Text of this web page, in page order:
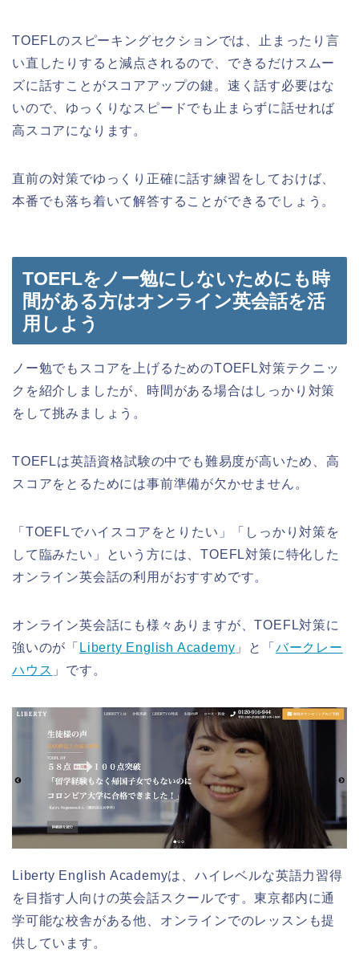
TOEFLのスピーキングセクションでは、止まったり言
い直したりすると減点されるので、できるだけスムー
ズに話すことがスコアアップの鍵。速く話す必要はな
いので、ゆっくりなスピードでも止まらずに話せれば
高スコアになります。
直前の対策でゆっくり正確に話す練習をしておけば、
本番でも落ち着いて解答することができるでしょう。
TOEFLをノー勉にしないためにも時
間がある方はオンライン英会話を活
用しよう
ノー勉でもスコアを上げるためのTOEFL対策テクニッ
クを紹介しましたが、時間がある場合はしっかり対策
をして挑みましょう。
TOEFLは英語資格試験の中でも難易度が高いため、高
スコアをとるためには事前準備が欠かせません。
「TOEFLでハイスコアをとりたい」「しっかり対策を
して臨みたい」という方には、TOEFL対策に特化した
オンライン英会話の利用がおすすめです。
オンライン英会話にも様々ありますが、TOEFL対策に
強いのが「 Liberty English Academy 」と「 バークレー
ハウス 」です。
Liberty English Academyは、ハイレベルな英語力習得
を目指す人向けの英会話スクールです。東京都内に通
学可能な校舎がある他、オンラインでのレッスンも提
供しています。